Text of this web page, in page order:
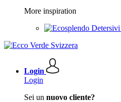
More inspiration
Login
Login
Sei un nuovo cliente?